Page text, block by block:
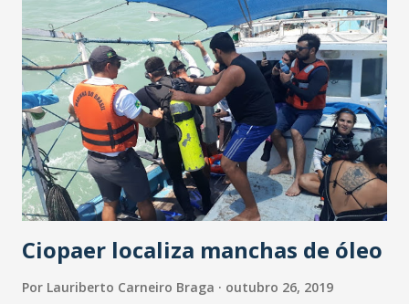
Ciopaer localiza manchas de óleo
Por Lauriberto Carneiro Braga outubro 26, 2019